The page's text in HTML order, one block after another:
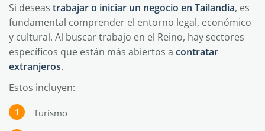
Si deseas trabajar o iniciar un negocio en Tailandia, es
fundamental comprender el entorno legal, económico
y cultural. Al buscar trabajo en el Reino, hay sectores
específicos que están más abiertos a contratar
extranjeros.
Estos incluyen:
Turismo